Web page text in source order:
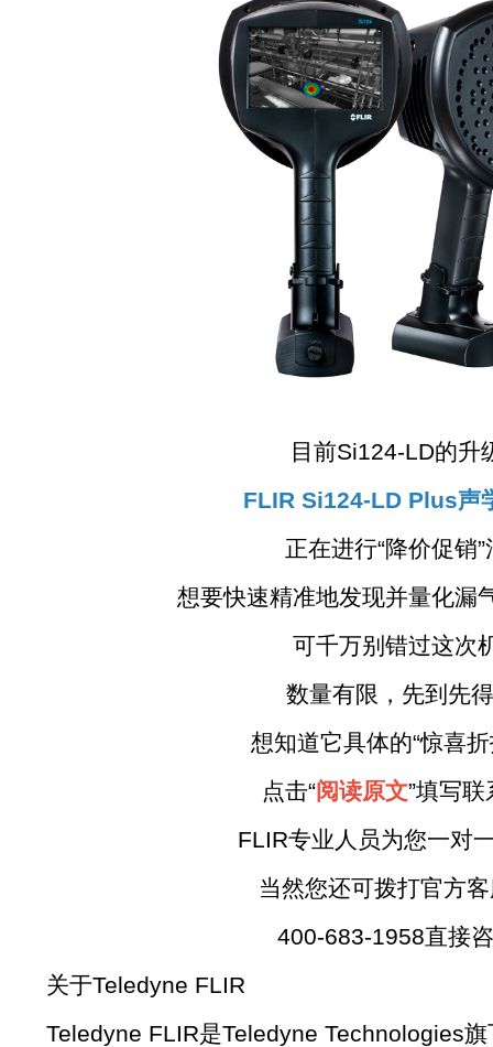
目前Si124-LD的升
FLIR Si124-LD Plus声
正在进行“降价促销”
想要快速精准地发现并量化漏
可千万别错过这次
数量有限，先到先
想知道它具体的“惊喜折
点击“阅读原文”填写
FLIR专业人员为您一对
当然您还可拨打官方客
400-683-1958直接咨
关于Teledyne FLIR
Teledyne FLIR是Teledyne Technologies旗